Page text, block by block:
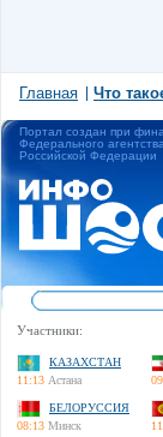
Главная Что
Портал создан при
Федерального
Российской Федерации
Участники:
КАЗАХСТАН
11:13 Астана
БЕЛОРУССИЯ
08:13 Минск